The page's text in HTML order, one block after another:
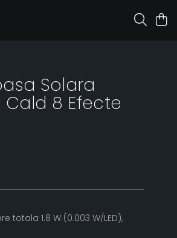
Solara
Cald 8 Efecte
totala 1.8 W (0.003 W/LED),